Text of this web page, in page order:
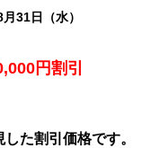
月31日（水）
円割引
た割引価格です。